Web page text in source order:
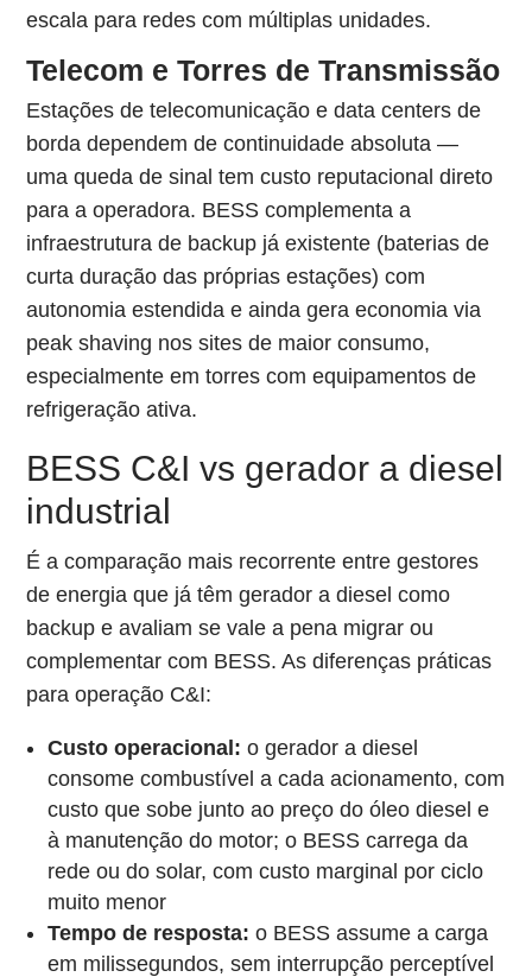
escala para redes com múltiplas unidades.
Telecom e Torres de Transmissão
Estações de telecomunicação e data centers de
borda dependem de continuidade absoluta —
uma queda de sinal tem custo reputacional direto
para a operadora. BESS complementa a
infraestrutura de backup já existente (baterias de
curta duração das próprias estações) com
autonomia estendida e ainda gera economia via
peak shaving nos sites de maior consumo,
especialmente em torres com equipamentos de
refrigeração ativa.
BESS C&I vs gerador a diesel
industrial
É a comparação mais recorrente entre gestores
de energia que já têm gerador a diesel como
backup e avaliam se vale a pena migrar ou
complementar com BESS. As diferenças práticas
para operação C&I:
Custo operacional: o gerador a diesel
consome combustível a cada acionamento, com
custo que sobe junto ao preço do óleo diesel e
à manutenção do motor; o BESS carrega da
rede ou do solar, com custo marginal por ciclo
muito menor
Tempo de resposta: o BESS assume a carga
em milissegundos, sem interrupção perceptível